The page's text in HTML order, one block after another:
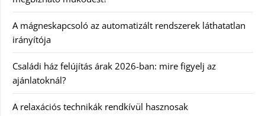
A mágneskapcsoló az automatizált rendszerek láthatatlan
irányítója
Családi ház felújítás árak 2026-ban: mire figyelj az
ajánlatoknál?
A relaxációs technikák rendkívül hasznosak